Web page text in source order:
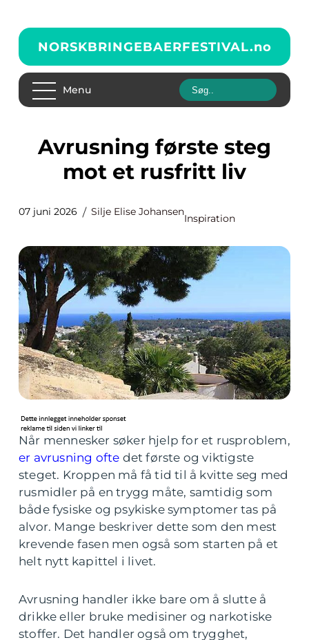
NORSKBRINGEBAERFESTIVAL.no
Menu
Avrusning første steg
mot et rusfritt liv
07 juni 2026 Silje Elise Johansen
Inspiration
Når mennesker søker hjelp for et rusproblem,
er avrusning ofte det første og viktigste
steget. Kroppen må få tid til å kvitte seg med
rusmidler på en trygg måte, samtidig som
både fysiske og psykiske symptomer tas på
alvor. Mange beskriver dette som den mest
krevende fasen men også som starten på et
helt nytt kapittel i livet.
Avrusning handler ikke bare om å slutte å
drikke eller bruke medisiner og narkotiske
stoffer. Det handler også om trygghet,